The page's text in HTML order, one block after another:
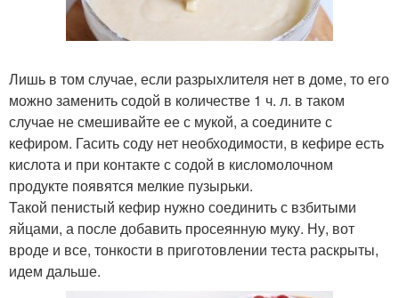
Лишь в том случае, если разрыхлителя нет в доме, то его
можно заменить содой в количестве 1 ч. л. в таком
случае не смешивайте ее с мукой, а соедините с
кефиром. Гасить соду нет необходимости, в кефире есть
кислота и при контакте с содой в кисломолочном
продукте появятся мелкие пузырьки.
Такой пенистый кефир нужно соединить с взбитыми
яйцами, а после добавить просеянную муку. Ну, вот
вроде и все, тонкости в приготовлении теста раскрыты,
идем дальше.